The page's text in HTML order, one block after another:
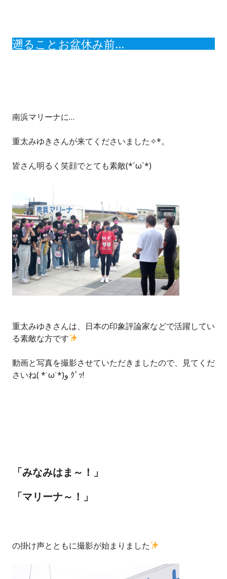
遡ることお盆休み前…
南浜マリーナに…
重太みゆきさんが来てくださいました✧*。
皆さん明るく笑顔でとても素敵(*´ω`*)
重太みゆきさんは、日本の印象評論家などで活躍してい
る素敵な方です
動画と写真を撮影させていただきましたので、見てくだ
さいね( *˙ω˙*)و ｸﾞｯ!
「みなみはま～！」
「マリーナ～！」
の掛け声とともに撮影が始まりました